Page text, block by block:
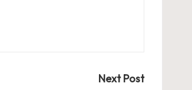
Next Post